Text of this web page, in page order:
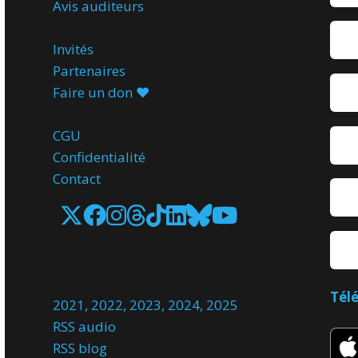
Avis auditeurs
Invités
Partenaires
Faire un don ♥️
CGU
Confidentialité
Contact
2021, 2022, 2023, 2024, 2025
RSS audio
RSS blog